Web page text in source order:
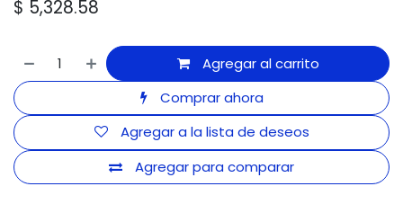
$ 5,328.58
Agregar al carrito
Comprar ahora
Agregar para comparar
Agregar a la lista de deseos